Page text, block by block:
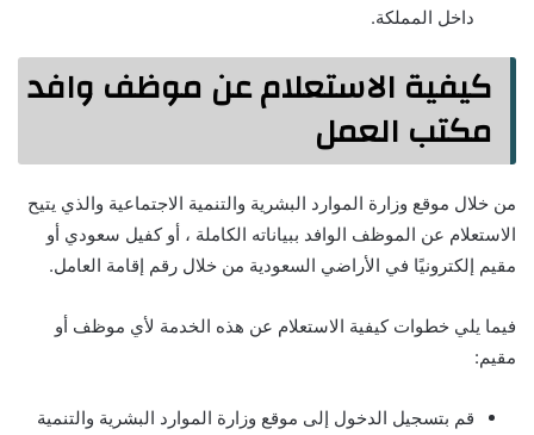
داخل المملكة.
كيفية الاستعلام عن موظف وافد
مكتب العمل
من خلال موقع وزارة الموارد البشرية والتنمية الاجتماعية والذي يتيح
الاستعلام عن الموظف الوافد ببياناته الكاملة ، أو كفيل سعودي أو
مقيم إلكترونيًا في الأراضي السعودية من خلال رقم إقامة العامل.
فيما يلي خطوات كيفية الاستعلام عن هذه الخدمة لأي موظف أو
مقيم:
قم بتسجيل الدخول إلى موقع وزارة الموارد البشرية والتنمية